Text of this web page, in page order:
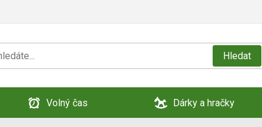
Hledat
Volný čas Dárky a hračky